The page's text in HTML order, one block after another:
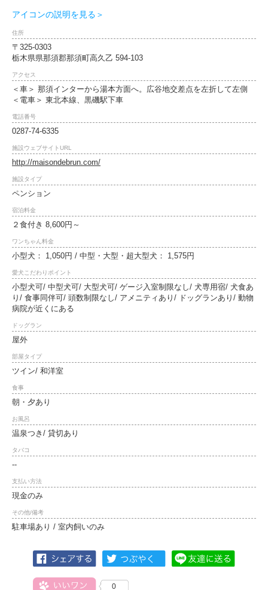
アイコンの説明を見る＞
住所
〒325-0303
栃木県県那須郡那須町高久乙 594-103
アクセス
＜車＞ 那須インターから湯本方面へ。広谷地交差点を左折して左側
＜電車＞ 東北本線、黒磯駅下車
電話番号
0287-74-6335
施設ウェブサイトURL
http://maisondebrun.com/
施設タイプ
ペンション
宿泊料金
２食付き 8,600円～
ワンちゃん料金
小型犬： 1,050円 / 中型・大型・超大型犬： 1,575円
愛犬こだわりポイント
小型犬可/ 中型犬可/ 大型犬可/ ゲージ入室制限なし/ 犬専用宿/ 犬食あ
り/ 食事同伴可/ 頭数制限なし/ アメニティあり/ ドッグランあり/ 動物
病院が近くにある
ドッグラン
屋外
部屋タイプ
ツイン/ 和洋室
食事
朝・夕あり
お風呂
温泉つき/ 貸切あり
タバコ
--
支払い方法
現金のみ
その他/備考
駐車場あり / 室内飼いのみ
0